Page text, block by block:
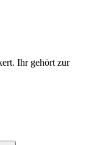
Ihr gehört zur